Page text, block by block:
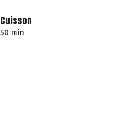
Cuisson
50 min